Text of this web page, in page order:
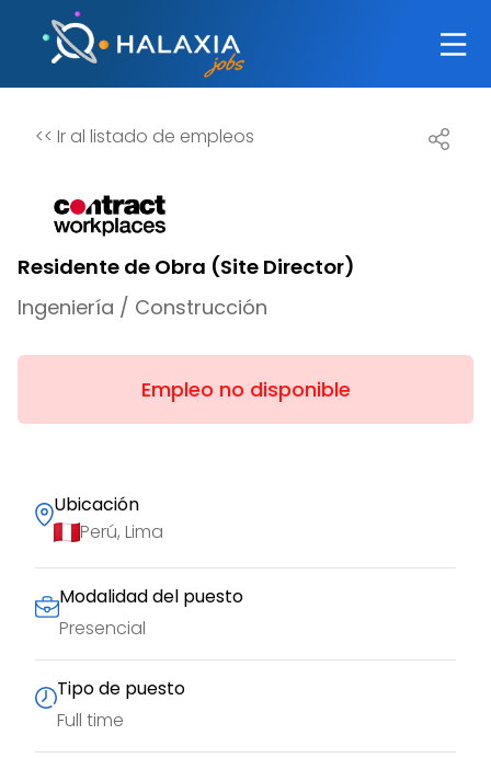
<< Ir al listado de empleos
Residente de Obra (Site Director)
Ingeniería / Construcción
Empleo no disponible
Ubicación
Perú, Lima
Modalidad del puesto
Presencial
Tipo de puesto
Full time